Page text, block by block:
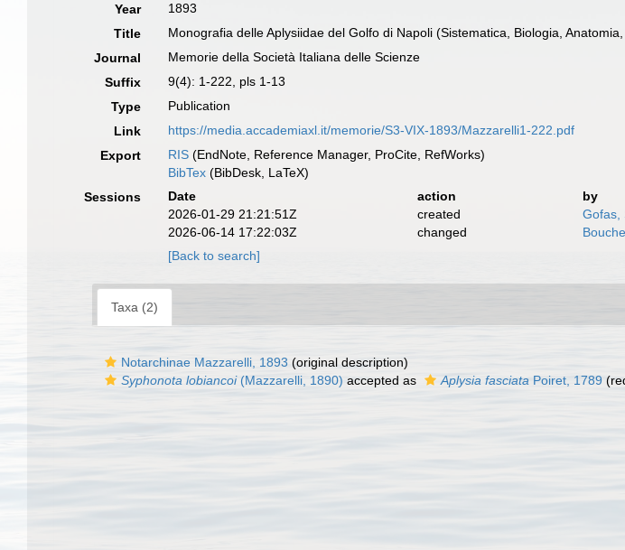
Year
1893
Title
Monografia delle Aplysiidae del Golfo di Napoli (Sistematica, Biologia,
Journal
Memorie della Società Italiana delle Scienze
Suffix
9(4): 1-222, pls 1-13
Type
Publication
Link
https://media.accademiaxl.it/memorie/S3-VIX-1893/Mazzarelli1-222.pdf
Export
RIS (EndNote, Reference Manager, ProCite, RefWorks)
BibTex (BibDesk, LaTeX)
Sessions
Date action
by
2026-01-29 21:21:51Z
created
Gofas,
2026-06-14 17:22:03Z
changed
[Back to search]
Taxa (2)
Notarchinae Mazzarelli, 1893 (original description)
Syphonota lobiancoi(Mazzarelli, 1890) accepted as Aplysia fasciata Poiret, 1789